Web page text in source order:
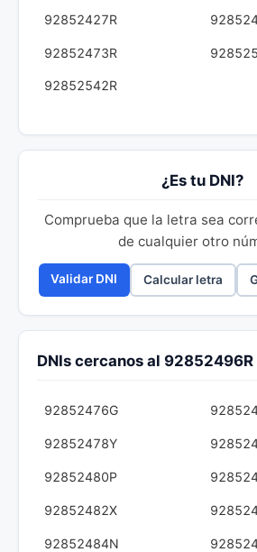
92852427R
92852473R
92852542R
¿Es tu DNI?
Comprueba que la letra sea
de cualquier otro
Validar DNI Calcular letra
DNIs cercanos al 92852496R
92852476G
92852478Y
92852480P
92852482X
92852484N